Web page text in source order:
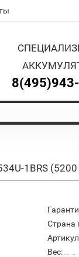
1BRS
Страна
Вес: